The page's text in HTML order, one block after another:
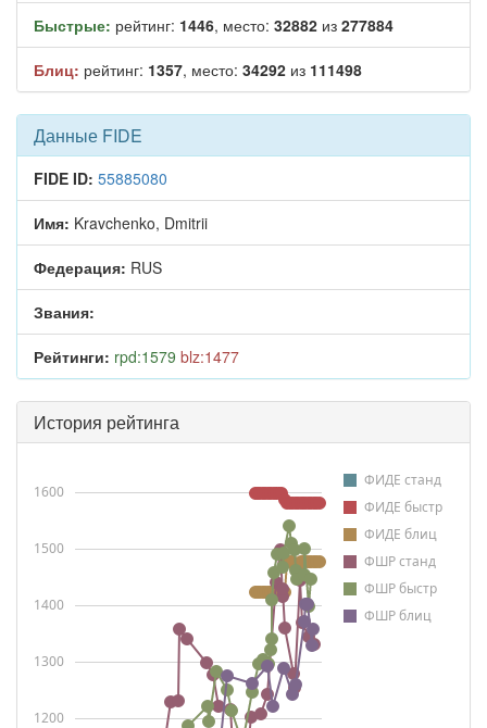
Быстрые: рейтинг: 1446, место: 32882 из 277884
Блиц: рейтинг: 1357, место: 34292 из 111498
Данные FIDE
FIDE ID: 55885080
Имя: Kravchenko, Dmitrii
Федерация: RUS
Звания:
Рейтинги: rpd:1579 blz:1477
История рейтинга
ФИДЕ станд
ФИДЕ быстр
ФИДЕ блиц
ФШР станд
ФШР быстр
ФШР блиц
1200
1300
1400
1500
1600